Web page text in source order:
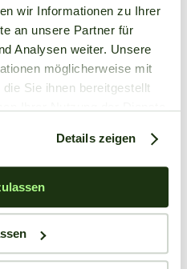
wir Informationen zu Ihrer
an unsere Partner für
Analysen weiter. Unsere
möglicherweise mit
Sie ihnen bereitgestellt
Details zeigen